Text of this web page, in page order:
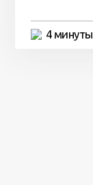
4 минуты